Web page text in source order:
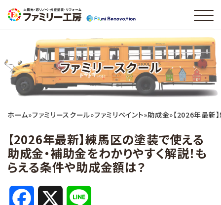
ファミリースクール
ホーム»ファミリースクール»ファミリペイント»助成金»【2026年最新
【2026年最新】練馬区の塗装で使える
助成金・補助金をわかりやすく解説！も
らえる条件や助成金額は？